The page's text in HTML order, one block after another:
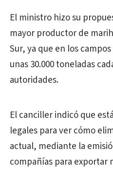
El ministro hizo su
mayor productor de
Sur, ya que en los
unas 30.000 toneladas
autoridades.
El canciller indicó que
legales para ver cómo
actual, mediante la
compañías para exportar